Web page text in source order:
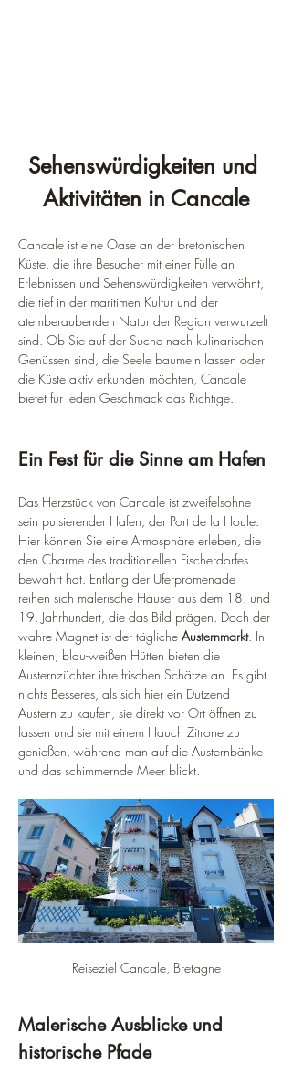
Sehenswürdigkeiten und
Aktivitäten in Cancale
Cancale ist eine Oase an der bretonischen
Küste, die ihre Besucher mit einer Fülle an
Erlebnissen und Sehenswürdigkeiten verwöhnt,
die tief in der maritimen Kultur und der
atemberaubenden Natur der Region verwurzelt
sind. Ob Sie auf der Suche nach kulinarischen
Genüssen sind, die Seele baumeln lassen oder
die Küste aktiv erkunden möchten, Cancale
bietet für jeden Geschmack das Richtige.
Ein Fest für die Sinne am Hafen
Das Herzstück von Cancale ist zweifelsohne
sein pulsierender Hafen, der Port de la Houle.
Hier können Sie eine Atmosphäre erleben, die
den Charme des traditionellen Fischerdorfes
bewahrt hat. Entlang der Uferpromenade
reihen sich malerische Häuser aus dem 18. und
19. Jahrhundert, die das Bild prägen. Doch der
wahre Magnet ist der tägliche Austernmarkt. In
kleinen, blau-weißen Hütten bieten die
Austernzüchter ihre frischen Schätze an. Es gibt
nichts Besseres, als sich hier ein Dutzend
Austern zu kaufen, sie direkt vor Ort öffnen zu
lassen und sie mit einem Hauch Zitrone zu
genießen, während man auf die Austernbänke
und das schimmernde Meer blickt.
Reiseziel Cancale, Bretagne
Malerische Ausblicke und
historische Pfade